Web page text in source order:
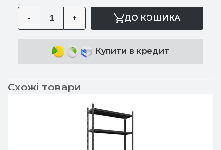
- + ДО КОШИКА
Купити в кредит
Схожі товари